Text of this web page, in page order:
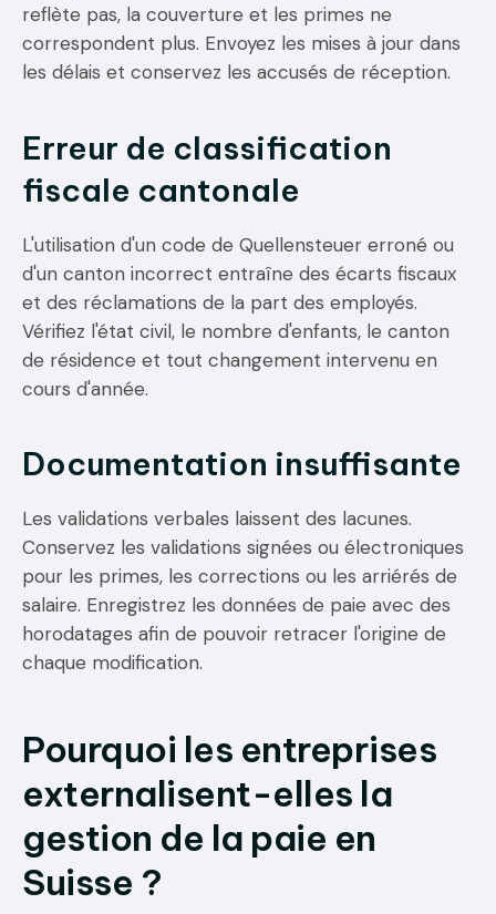
reflète pas, la couverture et les primes ne
correspondent plus. Envoyez les mises à jour dans
les délais et conservez les accusés de réception.
Erreur de classification
fiscale cantonale
L'utilisation d'un code de Quellensteuer erroné ou
d'un canton incorrect entraîne des écarts fiscaux
et des réclamations de la part des employés.
Vérifiez l'état civil, le nombre d'enfants, le canton
de résidence et tout changement intervenu en
cours d'année.
Documentation insuffisante
Les validations verbales laissent des lacunes.
Conservez les validations signées ou électroniques
pour les primes, les corrections ou les arriérés de
salaire. Enregistrez les données de paie avec des
horodatages afin de pouvoir retracer l'origine de
chaque modification.
Pourquoi les entreprises
externalisent-elles la
gestion de la paie en
Suisse ?